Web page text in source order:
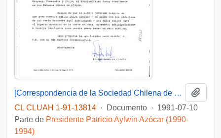
[Correspondencia de la Sociedad Chilena de Tradición, Familia y Propiedad al Presidente Patricio Aylwin Azócar]
CL CLUAH 1-91-13814 · Documento · 1991-07-10
Parte de Presidente Patricio Aylwin Azócar (1990-
1994)